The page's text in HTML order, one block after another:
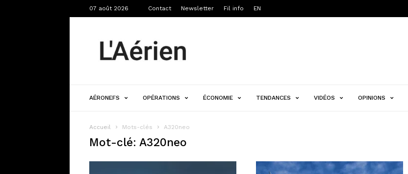
07 août 2026 Contact Newsletter Fil info EN
AÉRONEFS OPÉRATIONS ÉCONOMIE TENDANCES VIDÉOS OPINIONS
Accueil Mots-clés A320neo
Mot-clé: A320neo